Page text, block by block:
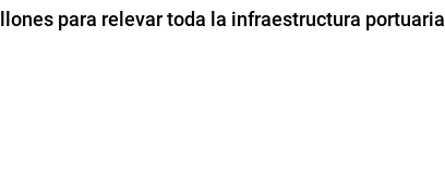
para relevar toda la infraestructura portuaria